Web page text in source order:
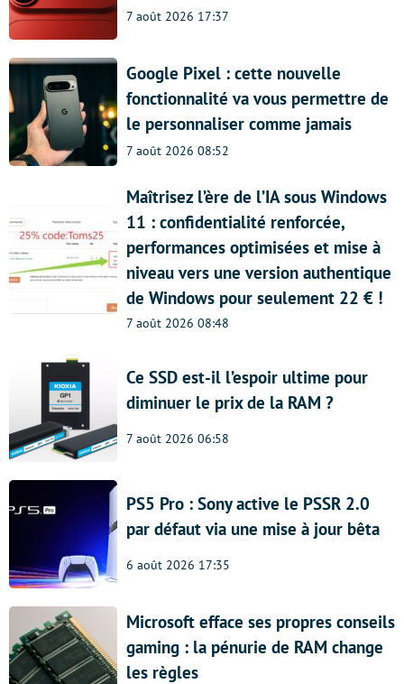
7 août 2026 17:37
Google Pixel : cette nouvelle
fonctionnalité va vous permettre de
le personnaliser comme jamais
7 août 2026 08:52
Maîtrisez l’ère de l’IA sous Windows
11 : confidentialité renforcée,
performances optimisées et mise à
niveau vers une version authentique
de Windows pour seulement 22 € !
7 août 2026 08:48
Ce SSD est-il l’espoir ultime pour
diminuer le prix de la RAM ?
7 août 2026 06:58
PS5 Pro : Sony active le PSSR 2.0
par défaut via une mise à jour bêta
6 août 2026 17:35
Microsoft efface ses propres conseils
gaming : la pénurie de RAM change
les règles